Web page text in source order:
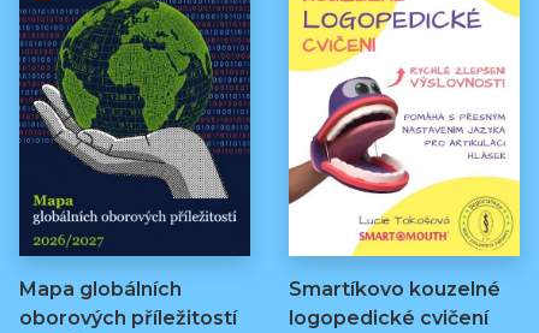
Mapa globálních
oborových příležitostí
Smartíkovo kouzelné
logopedické cvičení